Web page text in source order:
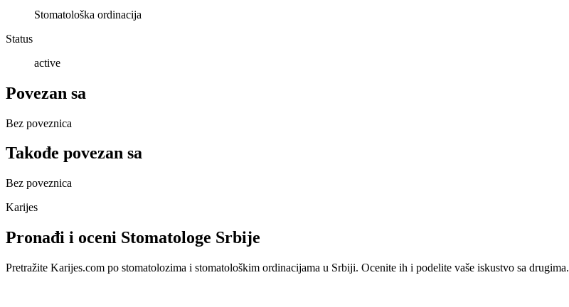
Stomatološka ordinacija
Status
active
Povezan sa
Bez poveznica
Takođe povezan sa
Bez poveznica
Karijes
Pronađi i oceni Stomatologe Srbije
Pretražite Karijes.com po stomatolozima i stomatološkim ordinacijama u Srbiji. Ocenite ih i podelite vaše iskustvo sa drugima.